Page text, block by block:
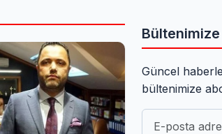
Güncel
bültenimize